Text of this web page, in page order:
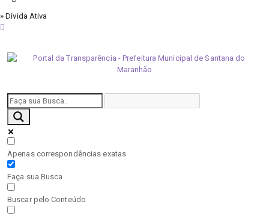
» Dívida Ativa
Apenas correspondências exatas
Faça sua Busca
Buscar pelo Conteúdo